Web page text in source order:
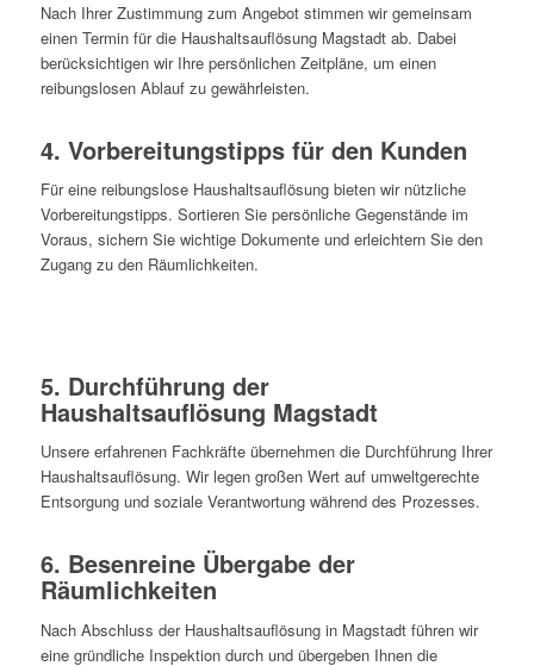
Nach Ihrer Zustimmung zum Angebot stimmen wir gemeinsam
einen Termin für die Haushaltsauflösung Magstadt ab. Dabei
berücksichtigen wir Ihre persönlichen Zeitpläne, um einen
reibungslosen Ablauf zu gewährleisten.
4. Vorbereitungstipps für den Kunden
Für eine reibungslose Haushaltsauflösung bieten wir nützliche
Vorbereitungstipps. Sortieren Sie persönliche Gegenstände im
Voraus, sichern Sie wichtige Dokumente und erleichtern Sie den
Zugang zu den Räumlichkeiten.
5. Durchführung der
Haushaltsauflösung Magstadt
Unsere erfahrenen Fachkräfte übernehmen die Durchführung Ihrer
Haushaltsauflösung. Wir legen großen Wert auf umweltgerechte
Entsorgung und soziale Verantwortung während des Prozesses.
6. Besenreine Übergabe der
Räumlichkeiten
Nach Abschluss der Haushaltsauflösung in Magstadt führen wir
eine gründliche Inspektion durch und übergeben Ihnen die